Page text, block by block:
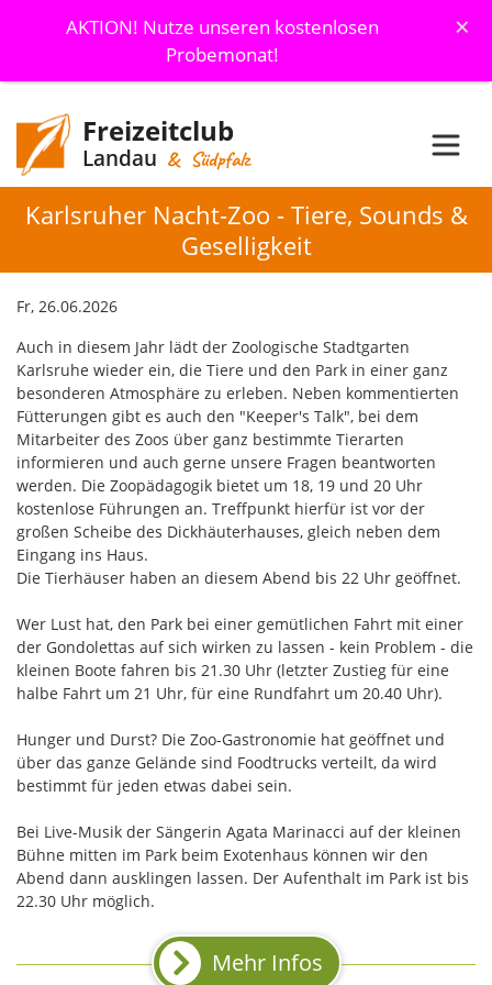
AKTION! Nutze unseren kostenlosen
Probemonat!
×
Freizeitclub
Landau & Südpfalz
Karlsruher Nacht-Zoo - Tiere, Sounds &
Geselligkeit
Fr, 26.06.2026
Auch in diesem Jahr lädt der Zoologische Stadtgarten
Karlsruhe wieder ein, die Tiere und den Park in einer ganz
besonderen Atmosphäre zu erleben. Neben kommentierten
Fütterungen gibt es auch den "Keeper's Talk", bei dem
Mitarbeiter des Zoos über ganz bestimmte Tierarten
informieren und auch gerne unsere Fragen beantworten
werden. Die Zoopädagogik bietet um 18, 19 und 20 Uhr
kostenlose Führungen an. Treffpunkt hierfür ist vor der
großen Scheibe des Dickhäuterhauses, gleich neben dem
Eingang ins Haus.
Die Tierhäuser haben an diesem Abend bis 22 Uhr geöffnet.
Wer Lust hat, den Park bei einer gemütlichen Fahrt mit einer
der Gondolettas auf sich wirken zu lassen - kein Problem - die
kleinen Boote fahren bis 21.30 Uhr (letzter Zustieg für eine
halbe Fahrt um 21 Uhr, für eine Rundfahrt um 20.40 Uhr).
Hunger und Durst? Die Zoo-Gastronomie hat geöffnet und
über das ganze Gelände sind Foodtrucks verteilt, da wird
bestimmt für jeden etwas dabei sein.
Bei Live-Musik der Sängerin Agata Marinacci auf der kleinen
Bühne mitten im Park beim Exotenhaus können wir den
Abend dann ausklingen lassen. Der Aufenthalt im Park ist bis
22.30 Uhr möglich.
Mehr Infos